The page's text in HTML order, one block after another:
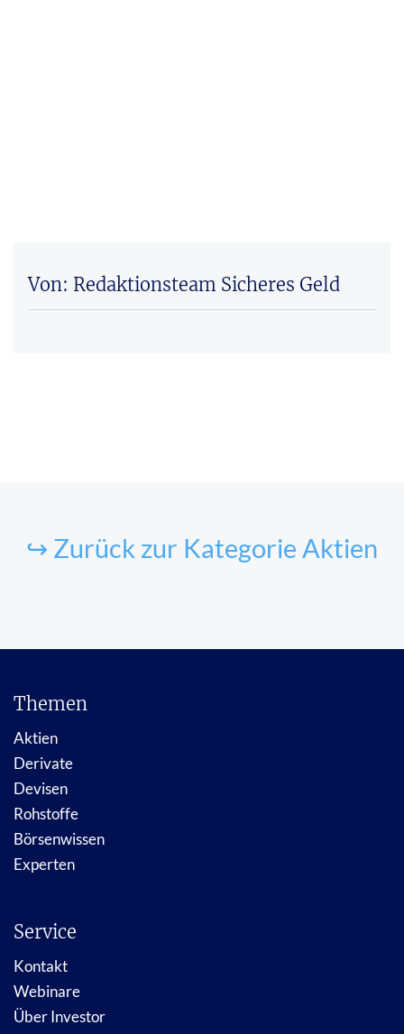
Von: Redaktionsteam Sicheres Geld
↪ Zurück zur Kategorie Aktien
Themen
Aktien
Derivate
Devisen
Rohstoffe
Börsenwissen
Experten
Service
Kontakt
Webinare
Über Investor